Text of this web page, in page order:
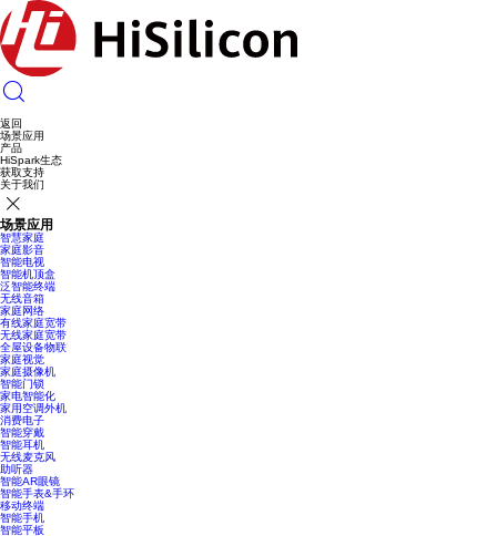
返回
场景应用
产品
HiSpark生态
获取支持
关于我们
场景应用
智慧家庭
家庭影音
智能电视
智能机顶盒
泛智能终端
无线音箱
家庭网络
有线家庭宽带
无线家庭宽带
全屋设备物联
家庭视觉
家庭摄像机
智能门锁
家电智能化
家用空调外机
消费电子
智能穿戴
智能耳机
无线麦克风
助听器
智能AR眼镜
智能手表&手环
移动终端
智能手机
智能平板